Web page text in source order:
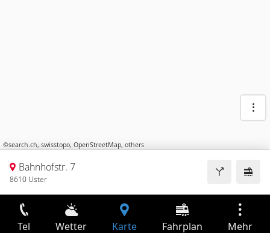
©search.ch, swisstopo, OpenStreetMap, others
Bahnhofstr. 7
8610 Uster
Tel Wetter Karte Fahrplan Mehr